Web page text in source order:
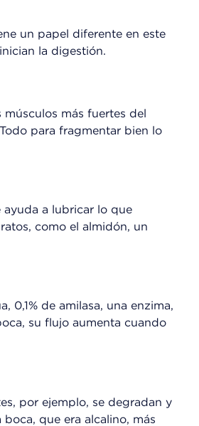
un papel diferente en este
la digestión.
más fuertes del
para fragmentar bien lo
ayuda a lubricar lo que
como el almidón, un
0,1% de amilasa, una enzima,
su flujo aumenta cuando
por ejemplo, se degradan y
que era alcalino, más